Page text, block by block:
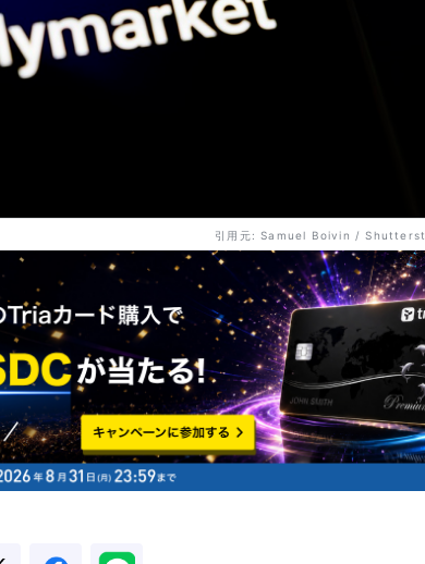
引用元: Samuel Boivin /